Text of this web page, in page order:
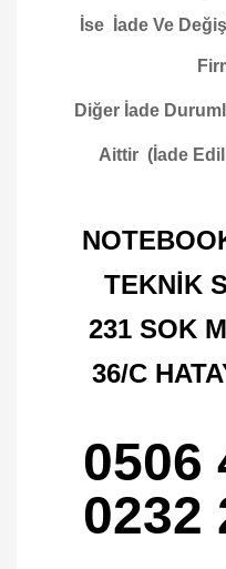
İse İade Ve
Diğer İade
Aittir (İade
TEKNİK
231 SOK
36/C
0506
0232